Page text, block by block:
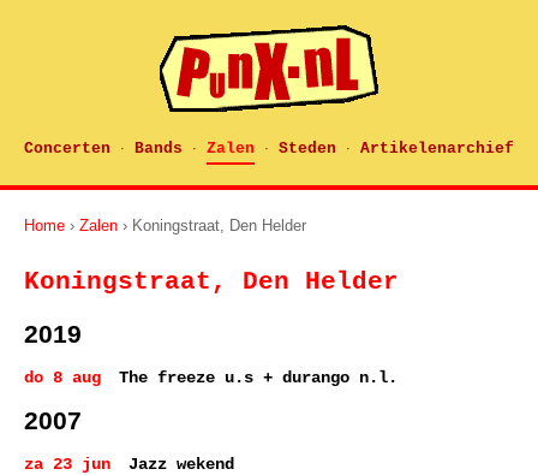
Concerten · Bands · Zalen · Steden · Artikelenarchief
Home › Zalen › Koningstraat, Den Helder
Koningstraat, Den Helder
2019
do 8 aug The freeze u.s + durango n.l.
2007
za 23 jun Jazz wekend